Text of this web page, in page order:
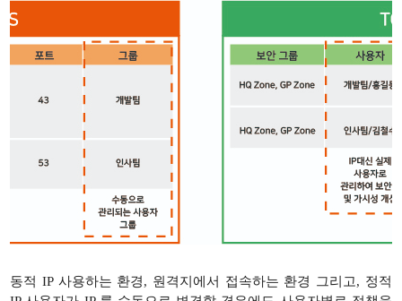
동적 IP 사용하는 환경, 원격지에서 접속하는 환경 그리고, 정적